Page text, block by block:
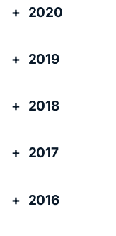
2020
2019
2018
2017
2016